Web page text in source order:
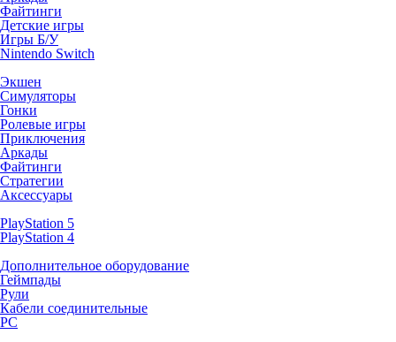
Файтинги
Детские игры
Игры Б/У
Nintendo Switch
Экшен
Симуляторы
Гонки
Ролевые игры
Приключения
Аркады
Файтинги
Стратегии
Аксессуары
PlayStation 5
PlayStation 4
Дополнительное оборудование
Геймпады
Рули
Кабели соединительные
PC